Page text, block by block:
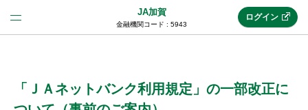
JA加賀
金融機関コード : 5943
(法人JAネットバンク)
ログイン
「ＪＡネットバンク利用規定」の一部改正に